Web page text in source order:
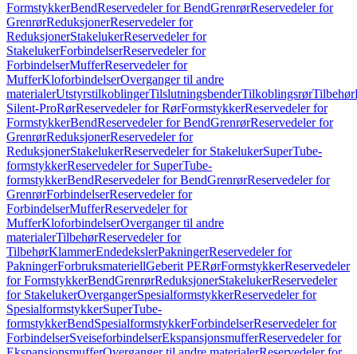
FormstykkerBendReservedeler for BendGrenrørReservedeler for
GrenrørReduksjonerReservedeler for
ReduksjonerStakelukerReservedeler for
StakelukerForbindelserReservedeler for
ForbindelserMufferReservedeler for
MufferKloforbindelserOverganger til andre
materialerUtstyrstilkoblingerTilslutningsbenderTilkoblingsrørTilbehør
Silent-ProRørReservedeler for RørFormstykkerReservedeler for
FormstykkerBendReservedeler for BendGrenrørReservedeler for
GrenrørReduksjonerReservedeler for
ReduksjonerStakelukerReservedeler for StakelukerSuperTube-
formstykkerReservedeler for SuperTube-
formstykkerBendReservedeler for BendGrenrørReservedeler for
GrenrørForbindelserReservedeler for
ForbindelserMufferReservedeler for
MufferKloforbindelserOverganger til andre
materialerTilbehørReservedeler for
TilbehørKlammerEndedekslerPakningerReservedeler for
PakningerForbruksmateriellGeberit PERørFormstykkerReservedeler
for FormstykkerBendGrenrørReduksjonerStakelukerReservedeler
for StakelukerOvergangerSpesialformstykkerReservedeler for
SpesialformstykkerSuperTube-
formstykkerBendSpesialformstykkerForbindelserReservedeler for
ForbindelserSveiseforbindelserEkspansjonsmufferReservedeler for